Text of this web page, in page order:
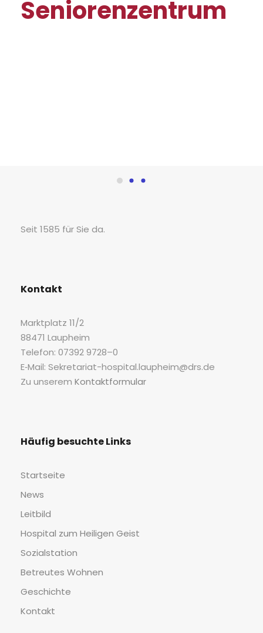
Seniorenzentrum
Seit 1585 für Sie da.
Kon­takt
Markt­platz 11/2
88471 Laupheim
Tele­fon: 07392 9728–0
E‑Mail: Sekretariat-hospital.laupheim@drs.de
Zu unse­rem Kon­takt­for­mu­lar
Häu­fig besuch­te Links
Start­sei­te
News
Leit­bild
Hos­pi­tal zum Hei­li­gen Geist
Sozi­al­sta­ti­on
Betreu­tes Wohnen
Geschich­te
Kon­takt